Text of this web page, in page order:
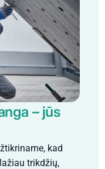
– jūs
kad
trikdžių,